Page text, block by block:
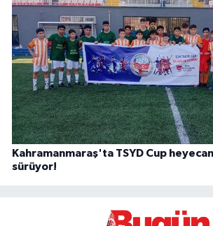
Kahramanmaraş'ta TSYD Cup
sürüyor!